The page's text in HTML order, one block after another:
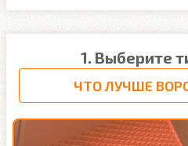
1. Выберите
ЧТО ЛУЧШЕ